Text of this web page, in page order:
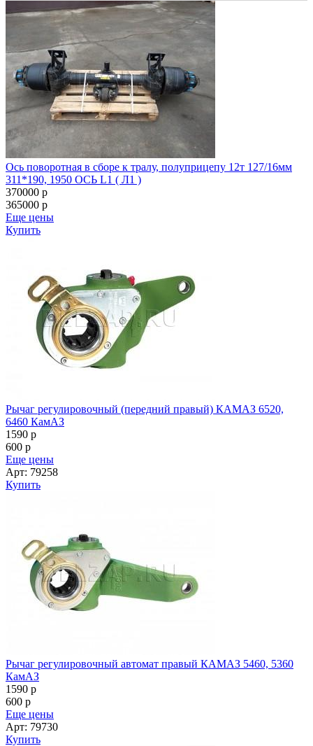
Ось поворотная в сборе к тралу, полуприцепу 12т 127/16мм
311*190, 1950 ОСЬ L1 ( Л1 )
370000 p
365000 p
Еще цены
Купить
Рычаг регулировочный (передний правый) КАМАЗ 6520,
6460 КамАЗ
1590 p
600 p
Еще цены
Арт: 79258
Купить
Рычаг регулировочный автомат правый КАМАЗ 5460, 5360
КамАЗ
1590 p
600 p
Еще цены
Арт: 79730
Купить